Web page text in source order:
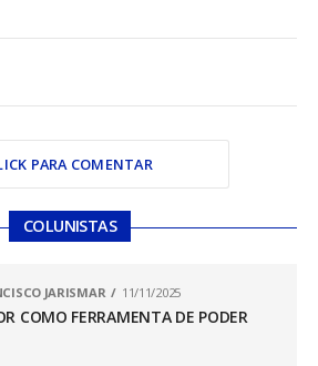
PARA COMENTAR
COLUNISTAS
JARISMAR 11/11/2025
COMO FERRAMENTA DE PODER